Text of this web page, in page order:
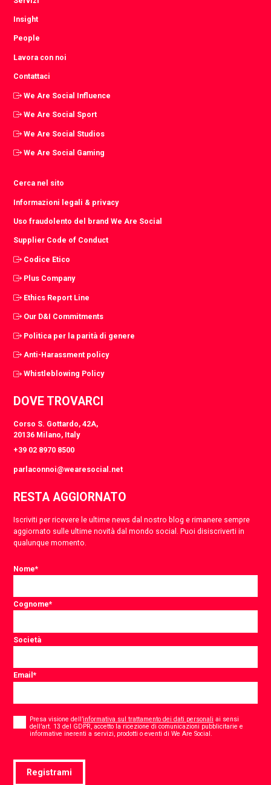
Insight
People
Lavora con noi
Contattaci
We Are Social Influence
We Are Social Sport
We Are Social Studios
We Are Social Gaming
Cerca nel sito
Informazioni legali & privacy
Uso fraudolento del brand We Are Social
Supplier Code of Conduct
Codice Etico
Plus Company
Ethics Report Line
Our D&I Commitments
Politica per la parità di genere
Anti-Harassment policy
Whistleblowing Policy
DOVE TROVARCI
Corso S. Gottardo, 42A,
20136 Milano, Italy
+39 02 8970 8500
parlaconnoi@wearesocial.net
RESTA AGGIORNATO
Iscriviti per ricevere le ultime news dal nostro blog e rimanere sempre
aggiornato sulle ultime novità dal mondo social. Puoi disiscriverti in
qualunque momento.
Nome*
Cognome*
Società
Email*
Consent
Presa visione dell’informativa sul trattamento dei dati personali ai sensi
dell’art. 13 del GDPR, accetto la ricezione di comunicazioni pubblicitarie e
informative inerenti a servizi, prodotti o eventi di We Are Social.
Registrami